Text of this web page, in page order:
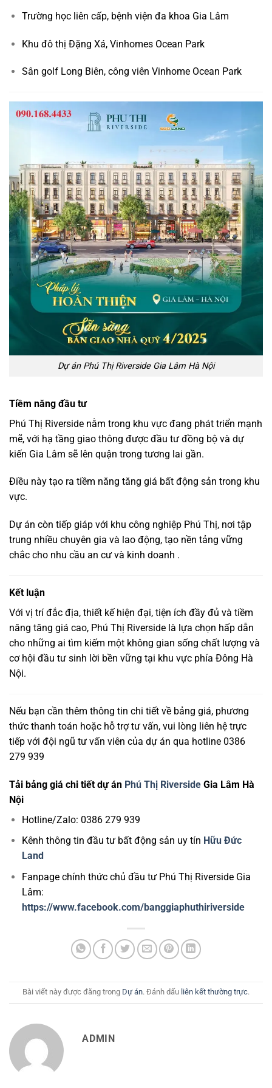
Trường học liên cấp, bệnh viện đa khoa Gia Lâm
Khu đô thị Đặng Xá, Vinhomes Ocean Park
Sân golf Long Biên, công viên Vinhome Ocean Park
Dự án Phú Thị Riverside Gia Lâm Hà Nội
Tiềm năng đầu tư
Phú Thị Riverside nằm trong khu vực đang phát triển mạnh
mẽ, với hạ tầng giao thông được đầu tư đồng bộ và dự
kiến Gia Lâm sẽ lên quận trong tương lai gần.
Điều này tạo ra tiềm năng tăng giá bất động sản trong khu
vực.
Dự án còn tiếp giáp với khu công nghiệp Phú Thị, nơi tập
trung nhiều chuyên gia và lao động, tạo nền tảng vững
chắc cho nhu cầu an cư và kinh doanh .
Kết luận
Với vị trí đắc địa, thiết kế hiện đại, tiện ích đầy đủ và tiềm
năng tăng giá cao, Phú Thị Riverside là lựa chọn hấp dẫn
cho những ai tìm kiếm một không gian sống chất lượng và
cơ hội đầu tư sinh lời bền vững tại khu vực phía Đông Hà
Nội.
Nếu bạn cần thêm thông tin chi tiết về bảng giá, phương
thức thanh toán hoặc hỗ trợ tư vấn, vui lòng liên hệ trực
tiếp với đội ngũ tư vấn viên của dự án qua hotline 0386
279 939
Tải bảng giá chi tiết dự án Phú Thị Riverside Gia Lâm Hà
Nội
Hotline/Zalo: 0386 279 939
Kênh thông tin đầu tư bất động sản uy tín Hữu Đức
Land
Fanpage chính thức chủ đầu tư Phú Thị Riverside Gia
Lâm:
https://www.facebook.com/banggiaphuthiriverside
Bài viết này được đăng trong Dự án. Đánh dấu liên kết thường trực.
ADMIN